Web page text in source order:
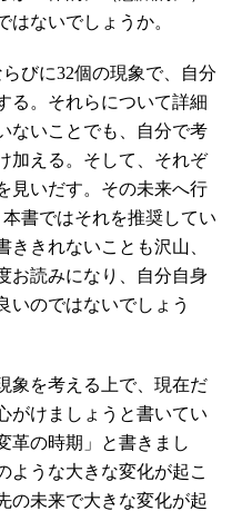
ないでしょうか。
びに32個の現象で、自分
る。それらについて詳細
ないことでも、自分で考
加える。そして、それぞ
見いだす。その未来へ行
書ではそれを推奨してい
ききれないことも沢山、
お読みになり、自分自身
いのではないでしょう
象を考える上で、現在だ
がけましょうと書いてい
革の時期」と書きまし
ような大きな変化が起こ
の未来で大きな変化が起